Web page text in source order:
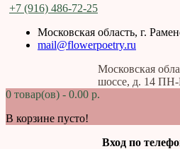
+7 (916) 486-72-25
Московская область, г.
mail@flowerpoetry.ru
Московская
шоссе, д. 14
0 товар(ов) - 0.00 р.
В корзине пусто!
Вход по